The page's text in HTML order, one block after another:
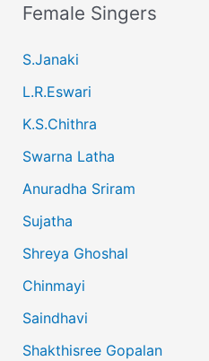
Female Singers
S.Janaki
L.R.Eswari
K.S.Chithra
Swarna Latha
Anuradha Sriram
Sujatha
Shreya Ghoshal
Chinmayi
Saindhavi
Shakthisree Gopalan